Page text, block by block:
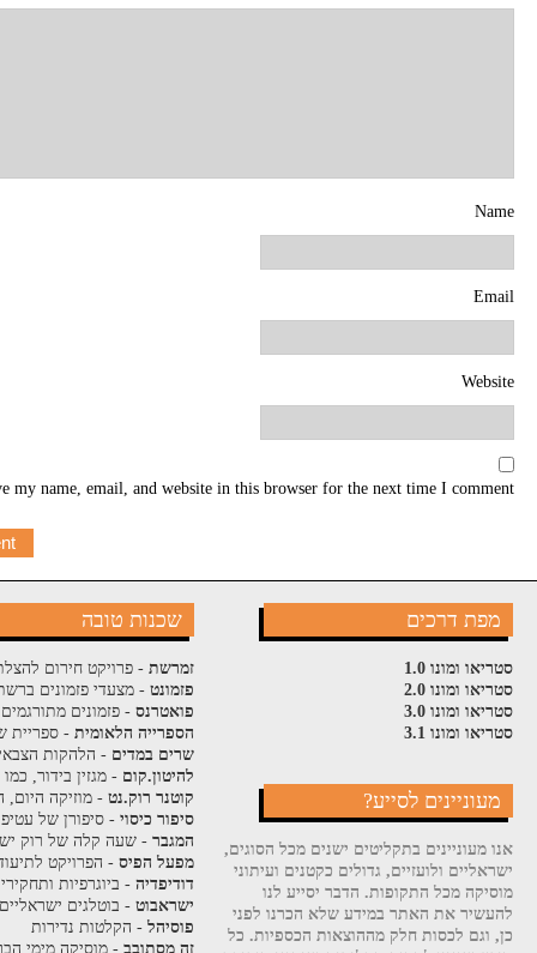
Name
Email
Website
my name, email, and website in this browser for the next time I comment.
מפת דרכים
סטריאו ומונו 1.0
סטריאו ומונו 2.0
סטריאו ומונו 3.0
סטריאו ומונו 3.1
מעוניינים לסייע?
אנו מעוניינים בתקליטים ישנים מכל הסוגים,
ישראליים ולועזיים, גדולים כקטנים ועיתוני
מוסיקה מכל התקופות. הדבר יסייע לנו
להעשיר את האתר במידע שלא הכרנו לפני
כן, וגם לכסות חלק מההוצאות הכספיות. כל
שכנות טובה
זמרשת- פרויקט חירום
פזמונט- מצעדי פזמונים
פואטרנס- פזמונים
הספרייה הלאומית- ספריית
שרים במדים - הלהקות
להיטון.קום - מגזין בידור,
קוטנר רוק.נט- מוזיקה היום,
סיפור כיסוי- סיפורן של
המגבר- שעה קלה של רוק
מפעל הפיס- הפרויקט
דודיפדיה- ביוגרפיות
ישראבוט- בוטלגים ישראליים
פוסיהל- הקלטות נדירות
זה מסתובב- מוסיקה מימי